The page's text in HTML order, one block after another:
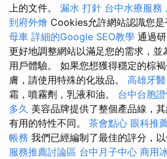
上的文件。 漏水 打針 台中水療服務
到府外燴 Cookies允許網站認識您是
母車 詳細的Google SEO教學 通過
更好地調整網站以滿足您的需求，並
用戶體驗。 如果您想獲得穩定的棕
膚，請使用特殊的化妝品。 高雄牙醫
霜，噴霧劑，乳液和油。 台中台胞
多久 美容品牌提供了整個產品線，
有用的特性不同。 茶會點心 眼科推
帳務 我們已經編制了最佳的評分，以
服務推薦討論區 台中月子中心 商用